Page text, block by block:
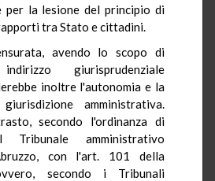
per la lesione del principio di
tra Stato e cittadini.
avendo lo scopo di
giurisprudenziale
inoltre l'autonomia e la
amministrativa.
secondo l'ordinanza di
Tribunale amministrativo
con l'art. 101 della
secondo i Tribunali